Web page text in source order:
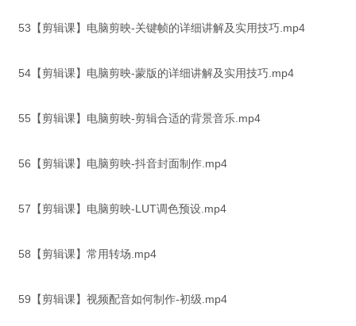
53【剪辑课】电脑剪映-关键帧的详细讲解及实用技巧.mp4
54【剪辑课】电脑剪映-蒙版的详细讲解及实用技巧.mp4
55【剪辑课】电脑剪映-剪辑合适的背景音乐.mp4
56【剪辑课】电脑剪映-抖音封面制作.mp4
57【剪辑课】电脑剪映-LUT调色预设.mp4
58【剪辑课】常用转场.mp4
59【剪辑课】视频配音如何制作-初级.mp4